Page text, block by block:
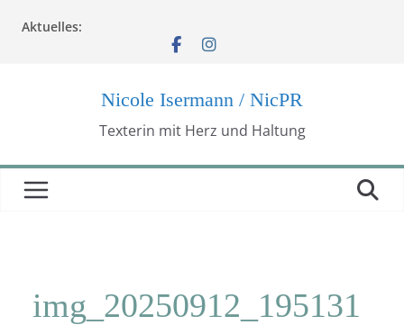
Inhalt
Aktuelles:
Nicole Isermann / NicPR
Texterin mit Herz und Haltung
img_20250912_195131